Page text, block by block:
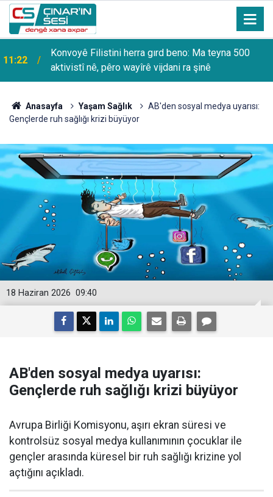
11:22
Konvoyê Filistini herra gırd beno: Ma teyna 500
aktivistî nê, pêro wayîrê vijdani ra şinê
Anasayfa Yaşam Sağlık
AB'den sosyal medya uyarısı:
Gençlerde ruh sağlığı krizi büyüyor
09:40
18 Haziran 2026
AB'den sosyal medya uyarısı:
Gençlerde ruh sağlığı krizi büyüyor
Avrupa Birliği Komisyonu, aşırı ekran süresi ve
kontrolsüz sosyal medya kullanımının çocuklar ile
gençler arasında küresel bir ruh sağlığı krizine yol
açtığını açıkladı.